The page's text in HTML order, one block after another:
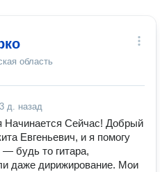
область
3 д. назад
Сейчас! Добрый
Евгеньевич, и я помогу
будь то гитара,
даже дирижирование. Мои